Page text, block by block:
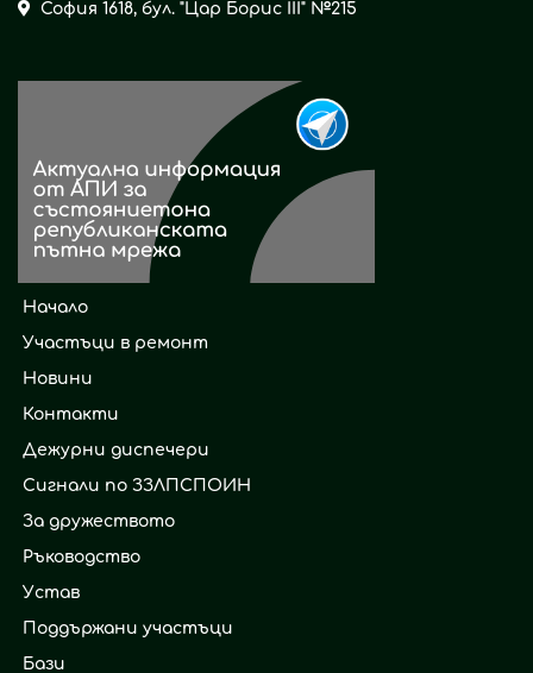
София 1618, бул. "Цар Борис ІІІ" №215
Начало
Участъци в ремонт
Новини
Контакти
Дежурни диспечери
Сигнали по ЗЗЛПСПОИН
За дружеството
Ръководство
Устав
Поддържани участъци
Бази